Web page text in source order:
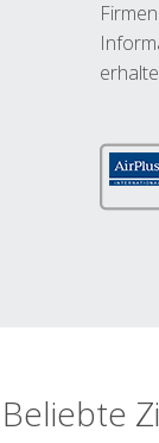
Beliebte